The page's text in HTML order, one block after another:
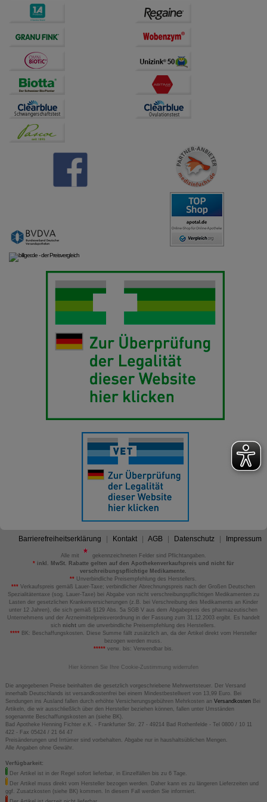
Barrierefreiheitserklärung Kontakt AGB Datenschutz Impressum
Alle mit
gekennzeichneten Felder sind Pflichtangaben.
*inkl. MwSt. Rabatte gelten auf den Apothekenverkaufspreis und nicht für
verschreibungspflichtige Medikamente.
** Unverbindliche Preisempfehlung des Herstellers.
*** Verkaufspreis gemäß Lauer-Taxe; verbindlicher Abrechnungspreis nach der Großen Deutschen
Spezialitätentaxe (sog. Lauer-Taxe) bei Abgabe von nicht verschreibungspflichtigen Medikamenten zu
Lasten der gesetzlichen Krankenversicherungen (z.B. bei Verschreibung des Medikaments an Kinder
unter 12 Jahren), die sich gemäß §129 Abs. 5a SGB V aus dem Abgabepreis des pharmazeutischen
Unternehmens und der Arzneimittelpreisverordnung in der Fassung zum 31.12.2003 ergibt. Es handelt
sich nicht um die unverbindliche Preisempfehlung des Herstellers.
****BK: Beschaffungskosten. Diese Summe fällt zusätzlich an, da der Artikel direkt vom Hersteller
bezogen werden muss.
*****verw. bis: Verwendbar bis.
Hier können Sie Ihre Cookie-Zustimmung widerrufen
Die angegebenen Preise beinhalten die gesetzlich vorgeschriebene Mehrwertsteuer. Der Versand
innerhalb Deutschlands ist versandkostenfrei bei einem Mindestbestellwert von 13,99 Euro. Bei
Sendungen ins Ausland fallen durch erhöhte Versicherungsgebühren Mehrkosten an VersandkostenBei
Artikeln, die wir ausschließlich über den Hersteller beziehen können, fallen unter Umständen
sogenannte Beschaffungskosten an (siehe BK).
Bad Apotheke Henning Fichter e.K. - Frankfurter Str. 27 - 49214 Bad Rothenfelde - Tel 0800 / 10 11
422 - Fax 05424 / 21 64 47
Preisänderungen und Irrtümer sind vorbehalten. Abgabe nur in haushaltsüblichen Mengen.
Alle Angaben ohne Gewähr.
Verfügbarkeit:
Der Artikel ist in der Regel sofort lieferbar, in Einzelfällen bis zu 6 Tage.
Der Artikel muss direkt vom Hersteller bezogen werden. Daher kann es zu längeren Lieferzeiten und
ggf. Zusatzkosten (siehe BK) kommen. In diesem Fall werden Sie informiert.